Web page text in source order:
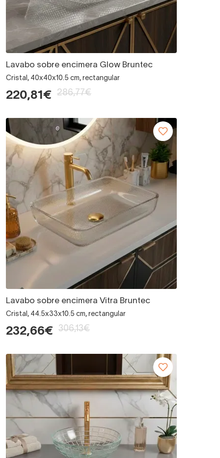
Lavabo sobre encimera Glow Bruntec
Cristal, 40x40x10.5 cm, rectangular
220,81€ 286,77€
Lavabo sobre encimera Vitra Bruntec
Cristal, 44.5x33x10.5 cm, rectangular
232,66€ 306,13€